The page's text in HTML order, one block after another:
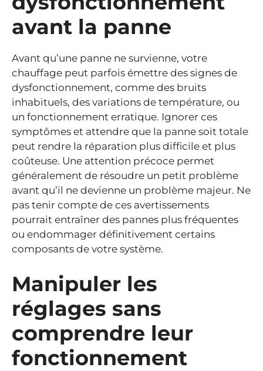
avant la panne
Avant qu’une panne ne survienne, votre
chauffage peut parfois émettre des signes de
dysfonctionnement, comme des bruits
inhabituels, des variations de température, ou
un fonctionnement erratique. Ignorer ces
symptômes et attendre que la panne soit totale
peut rendre la réparation plus difficile et plus
coûteuse. Une attention précoce permet
généralement de résoudre un petit problème
avant qu’il ne devienne un problème majeur. Ne
pas tenir compte de ces avertissements
pourrait entraîner des pannes plus fréquentes
ou endommager définitivement certains
composants de votre système.
Manipuler les
réglages sans
comprendre leur
fonctionnement